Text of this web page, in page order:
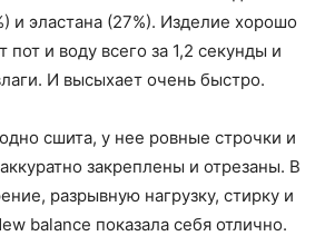
и эластана (27%). Изделие хорошо
пот и воду всего за 1,2 секунды и
И высыхает очень быстро.
сшита, у нее ровные строчки и
закреплены и отрезаны. В
разрывную нагрузку, стирку и
balance показала себя отлично.